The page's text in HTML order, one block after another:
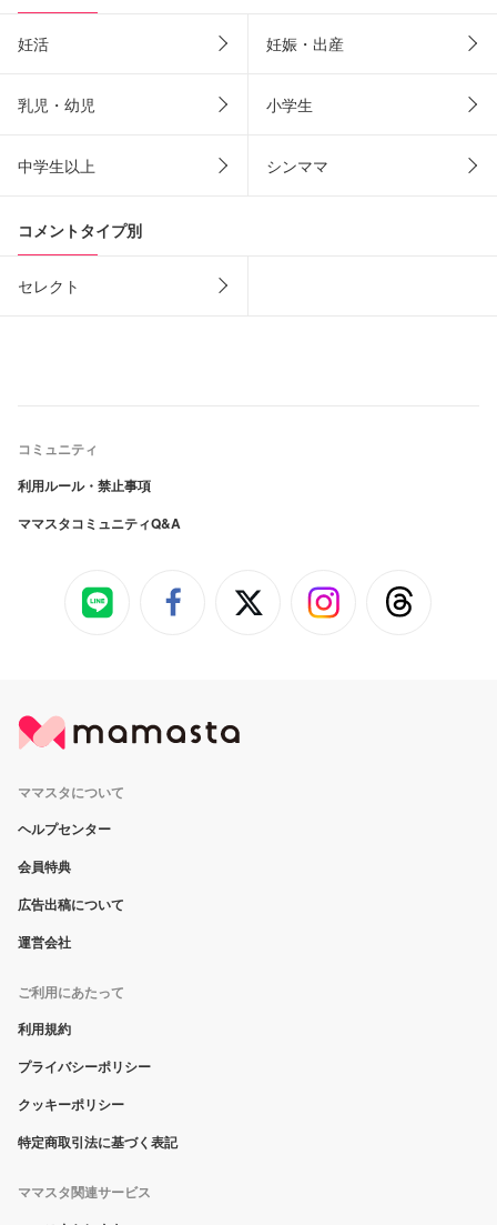
妊活 妊娠・出産
乳児・幼児 小学生
中学生以上 シンママ
コメントタイプ別
セレクト
コミュニティ
利用ルール・禁止事項
ママスタコミュニティQ&A
ママスタについて
ヘルプセンター
会員特典
広告出稿について
運営会社
ご利用にあたって
利用規約
プライバシーポリシー
クッキーポリシー
特定商取引法に基づく表記
ママスタ関連サービス